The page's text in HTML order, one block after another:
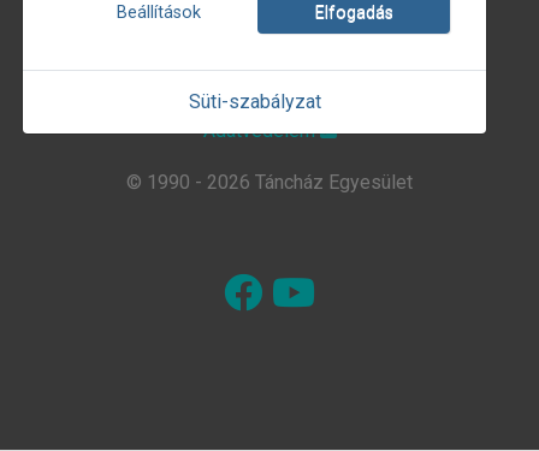
Beállítások Elfogadás
Süti-szabályzat
Hírlevél
Kapcsolat
Adatvédelem
© 1990 - 2026 Táncház Egyesület